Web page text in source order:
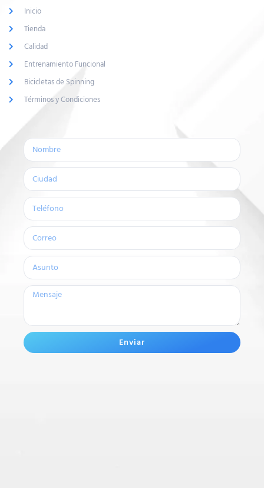
Inicio
Tienda
Calidad
Entrenamiento Funcional
Bicicletas de Spinning
Términos y Condiciones
Enviar